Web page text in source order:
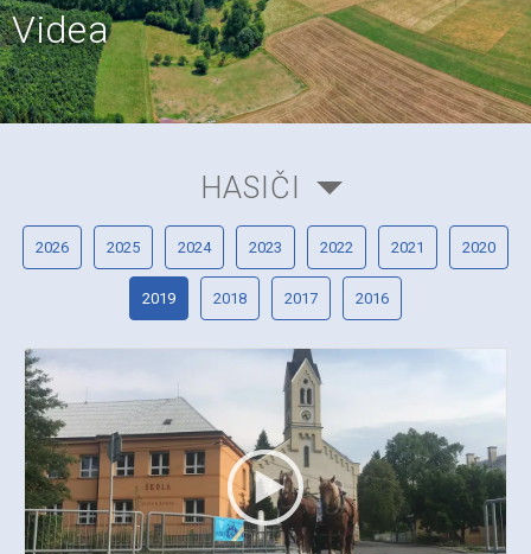
Videa
HASIČI
2026 2025 2024 2023 2022 2021 2020
2019 2018 2017 2016